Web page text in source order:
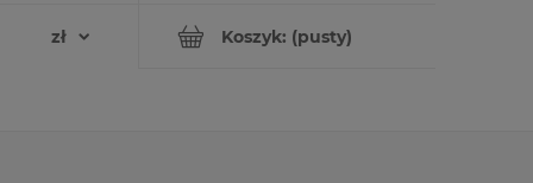
Koszyk: (pusty)